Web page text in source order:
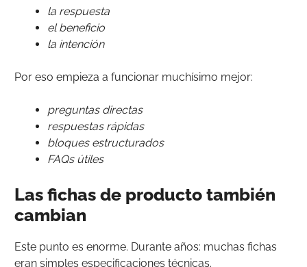
la respuesta
el beneficio
la intención
Por eso empieza a funcionar muchísimo mejor:
preguntas directas
respuestas rápidas
bloques estructurados
FAQs útiles
Las fichas de producto también
cambian
Este punto es enorme. Durante años: muchas fichas
eran simples especificaciones técnicas.